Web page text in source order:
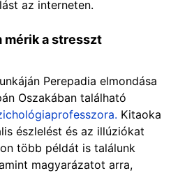
az interneten.
mérik a stresszt
Perepadia elmondása
Oszakában található
Kitaoka
észlelést és az illúziókat
több példát is találunk
magyarázatot arra,